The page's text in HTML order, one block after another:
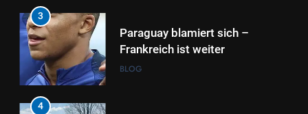
4
ed-eu.com: Erasmus+ Kurse in
Vorarlberg und Wien
BREAKING NEWS
5